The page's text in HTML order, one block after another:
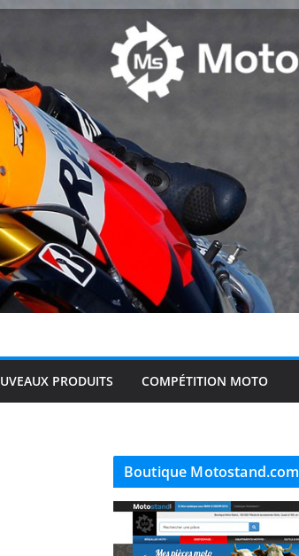
PRODUITS COMPÉTITION MOTO
Boutique Motostand.com